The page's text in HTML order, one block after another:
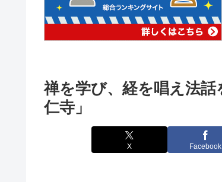
禅を学び、経を唱え法
仁寺」
X Facebook